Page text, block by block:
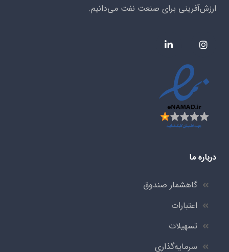
ارزش‌آفرینی برای صنعت نفت می‌دانیم.
درباره ما
گاهشمار صندوق
اعتبارات
تسهیلات
سرمایه‌گذاری